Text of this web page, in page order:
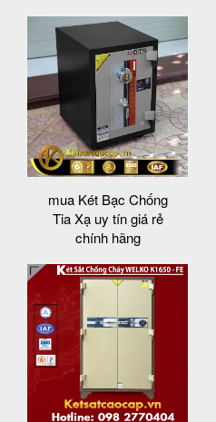
mua Két Bạc Chống
Tia Xạ uy tín giá rẻ
chính hãng